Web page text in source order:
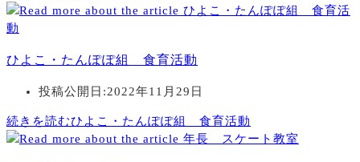
ひよこ・たんぽぽ組 食育活動
投稿公開日:2022年11月29日
続きを読むひよこ・たんぽぽ組 食育活動